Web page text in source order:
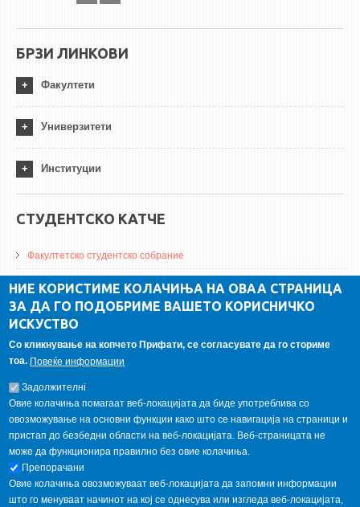
БРЗИ ЛИНКОВИ
Факултети
Универзитети
Институции
СТУДЕНТСКО КАТЧЕ
Факултетско студентско собрание
ДА Винчи магазин
Алумни асоцијација
ГАЛЕРИЈА
НИЕ КОРИСТИМЕ КОЛАЧИЊА НА ОВАА СТРАНИЦА
ЗА ДА ГО ПОДОБРИМЕ ВАШЕТО КОРИСНИЧКО
ИСКУСТВО
Со кликнување на копчето Прифати, се согласувате да го сториме
тоа. Повеќе информации
Задолжителнi
Овие колачиња помагаат веб-локацијата да биде употреблива со
овозможување на основни функции како што се навигација на страници и
пристап до безбедни области на веб-локацијата. Веб-страницата не
може да функционира правилно без овие колачиња.
Препорачани
Овие колачиња овозможуваат веб-локацијата да запомни информации
што го менуваат начинот на кој се однесува или изгледа веб-локацијата,